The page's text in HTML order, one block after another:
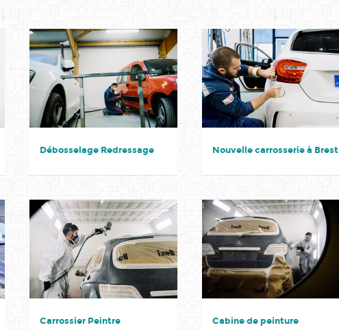
Débosselage Redressage Nouvelle carrosserie à Brest
Carrossier Peintre Cabine de peinture